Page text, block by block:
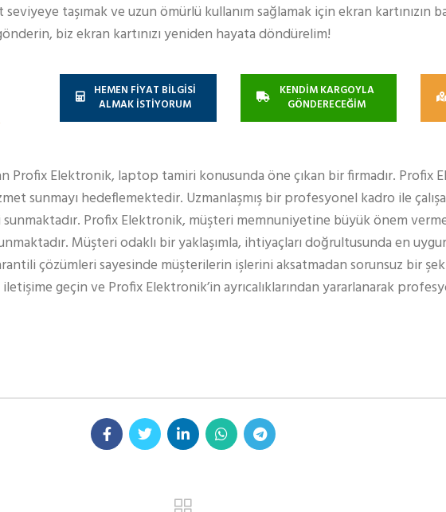
seviyeye taşımak ve uzun ömürlü kullanım sağlamak için ekran kartınızın
biz ekran kartınızı yeniden hayata döndürelim!
HEMEN FİYAT BİLGİSİ
ALMAK İSTİYORUM
KENDİM KARGOYLA
GÖNDERECEĞİM
Profix Elektronik, laptop tamiri konusunda öne çıkan bir firmadır. Profix
sunmayı hedeflemektedir. Uzmanlaşmış bir profesyonel kadro ile
Profix Elektronik, müşteri memnuniyetine büyük önem
Müşteri odaklı bir yaklaşımla, ihtiyaçları doğrultusunda en
çözümleri sayesinde müşterilerin işlerini aksatmadan sorunsuz bir
geçin ve Profix Elektronik’in ayrıcalıklarından yararlanarak